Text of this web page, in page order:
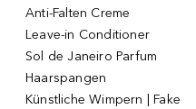
Anti-Falten Creme
Leave-in Conditioner
Sol de Janeiro Parfum
Haarspangen
Künstliche Wimpern | Fake